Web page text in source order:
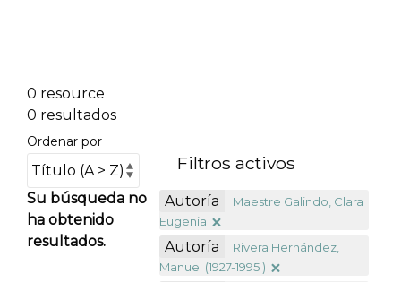
0 resource
0 resultados
Ordenar por
Su búsqueda no
ha obtenido
resultados.
Filtros activos
Autoría
Maestre Galindo, Clara
Eugenia
Autoría
Rivera Hernández,
Manuel (1927-1995 )